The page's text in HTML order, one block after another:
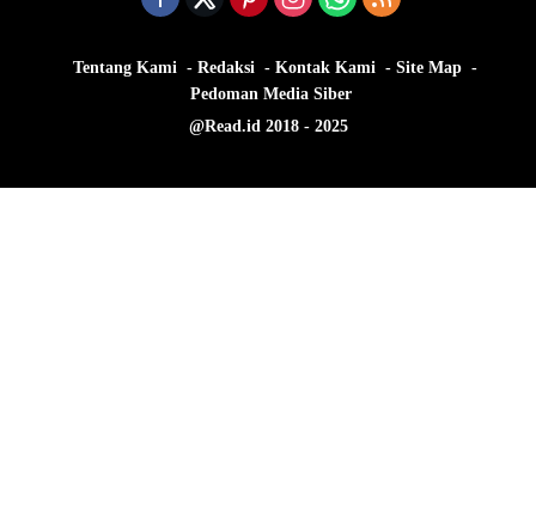
Tentang Kami Redaksi Kontak Kami
Site Map
Pedoman Media Siber
@Read.id 2018 - 2025